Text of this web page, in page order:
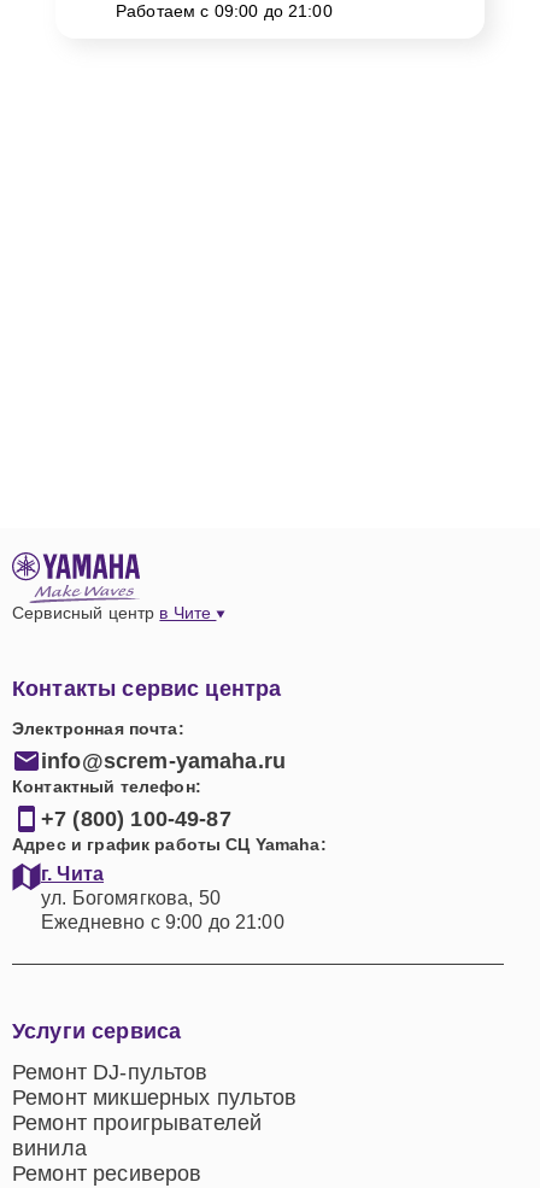
Работаем с 09:00 до 21:00
Сервисный центр в Чите
Контакты сервис центра
Электронная почта:
info@screm-yamaha.ru
Контактный телефон:
+7 (800) 100-49-87
Адрес и график работы СЦ Yamaha:
г. Чита
ул. Богомягкова, 50
Ежедневно с 9:00 до 21:00
Услуги сервиса
Ремонт DJ-пультов
Ремонт микшерных пультов
Ремонт проигрывателей
винила
Ремонт ресиверов